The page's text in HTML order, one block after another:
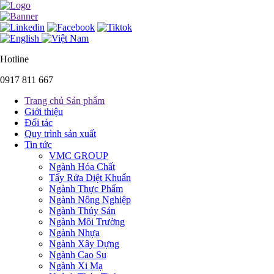
Hotline
0917 811 667
Trang chủ Sản phẩm
Giới thiệu
Đối tác
Quy trình sản xuất
Tin tức
VMC GROUP
Ngành Hóa Chất
Tẩy Rửa Diệt Khuẩn
Ngành Thực Phẩm
Ngành Nông Nghiệp
Ngành Thủy Sản
Ngành Môi Trường
Ngành Nhựa
Ngành Xây Dựng
Ngành Cao Su
Ngành Xi Mạ